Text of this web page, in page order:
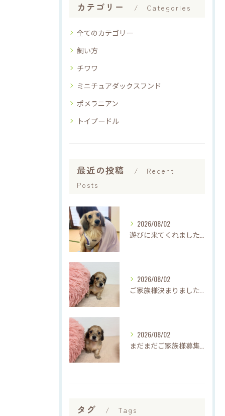
カテゴリー Categories
全てのカテゴリー
飼い方
チワワ
ミニチュアダックスフンド
ポメラニアン
トイプードル
最近の投稿
Recent
Posts
2026/08/02
2026/08/02
2026/08/02
タグ Tags